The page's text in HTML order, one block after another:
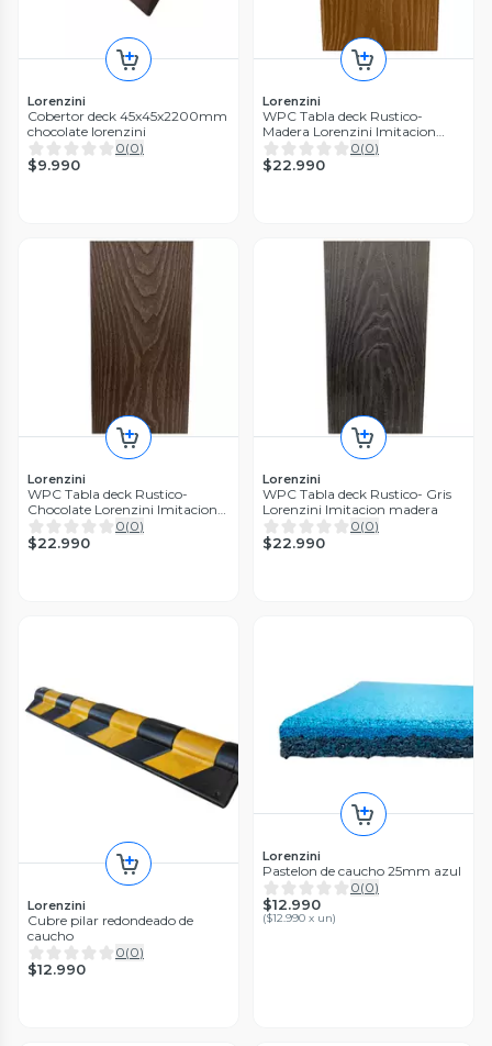
Lorenzini
Cobertor deck 45x45x2200mm
chocolate lorenzini
0(0)
$9.990
Lorenzini
WPC Tabla deck Rustico-
Madera Lorenzini Imitacion
madera
0(0)
$22.990
Lorenzini
WPC Tabla deck Rustico-
Chocolate Lorenzini Imitacion
madera
0(0)
$22.990
Lorenzini
WPC Tabla deck Rustico- Gris
Lorenzini Imitacion madera
0(0)
$22.990
Lorenzini
Cubre pilar redondeado de
caucho
0(0)
$12.990
Lorenzini
Pastelon de caucho 25mm azul
0(0)
$12.990
($12.990 x un)